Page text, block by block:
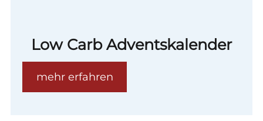
Low Carb Adventskalender
mehr erfahren